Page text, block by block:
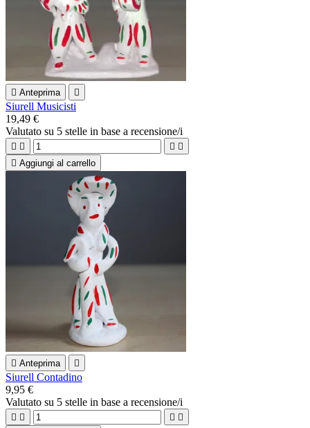
 Anteprima 
Siurell Musicisti
19,49 €
Valutato su 5 stelle in base a recensione/i
   
 Aggiungi al carrello
 Anteprima 
Siurell Contadino
9,95 €
Valutato su 5 stelle in base a recensione/i
   